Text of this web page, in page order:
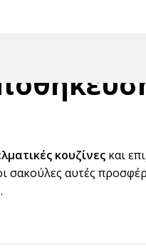
κουζίνες και
σακούλες αυτές